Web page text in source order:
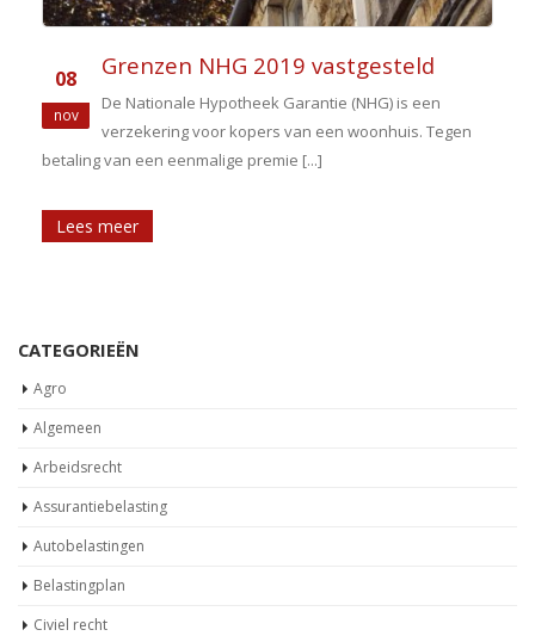
08
nov
Grenzen NHG 2019 vastgesteld
De Nationale Hypotheek Garantie (NHG) is een
verzekering voor kopers van een woonhuis. Tegen
betaling van een eenmalige premie [...]
Lees meer
CATEGORIEËN
Agro
Algemeen
Arbeidsrecht
Assurantiebelasting
Autobelastingen
Belastingplan
Civiel recht